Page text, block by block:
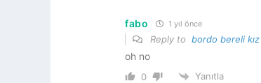
fabo 1 yıl önce
Reply to bordo bereli kız
oh no
0 Yanıtla